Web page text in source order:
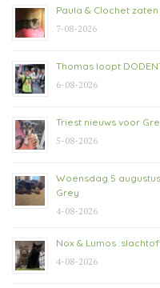
Paula & Clochet
7-08-2026
Thomas loopt
6-08-2026
Triest nieuws voor
5-08-2026
Woensdag 5
Grey
4-08-2026
Nox & Lumos
4-08-2026